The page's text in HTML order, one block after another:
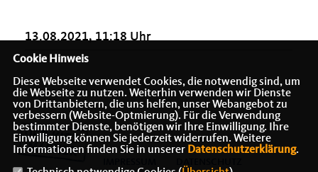
13.08.2021, 11:18 Uhr
Cookie Hinweis
Diese Webseite verwendet Cookies, die notwendig sind, um
die Webseite zu nutzen. Weiterhin verwenden wir Dienste
von Drittanbietern, die uns helfen, unser Webangebot zu
verbessern (Website-Optmierung). Für die Verwendung
bestimmter Dienste, benötigen wir Ihre Einwilligung. Ihre
Einwilligung können Sie jederzeit widerrufen. Weitere
Informationen finden Sie in unserer Datenschutzerklärung.